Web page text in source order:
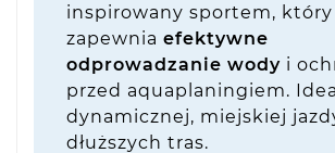
inspirowany sportem, który
zapewnia efektywne
odprowadzanie wody i
przed aquaplaningiem.
dynamicznej, miejskiej
dłuższych tras.